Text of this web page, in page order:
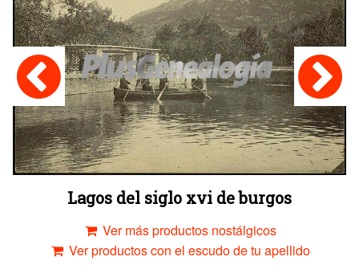
Lagos del siglo xvi de burgos
Ver más productos nostálgicos
Ver productos con el escudo de tu apellido